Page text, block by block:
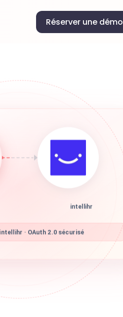
Réserver une démo
intellihr
· OAuth 2.0 sécurisé